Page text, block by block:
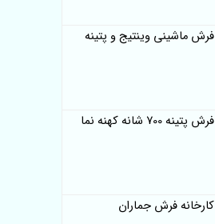
فرش ماشینی وینتیج و پتینه
فرش پتینه 700 شانه کهنه نما
کارخانه فرش جماران